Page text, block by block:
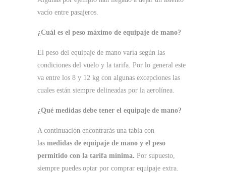
vacío entre pasajeros.
¿Cuál es el peso máximo de equipaje de mano?
El peso del equipaje de mano varía según las
condiciones del vuelo y la tarifa. Por lo general este
va entre los 8 y 12 kg con algunas excepciones las
cuales están siempre delineadas por la aerolínea.
¿Qué medidas debe tener el equipaje de mano?
A continuación encontrarás una tabla con
las medidas de equipaje de mano y el peso
permitido con la tarifa mínima. Por supuesto,
siempre puedes optar por comprar equipaje extra.